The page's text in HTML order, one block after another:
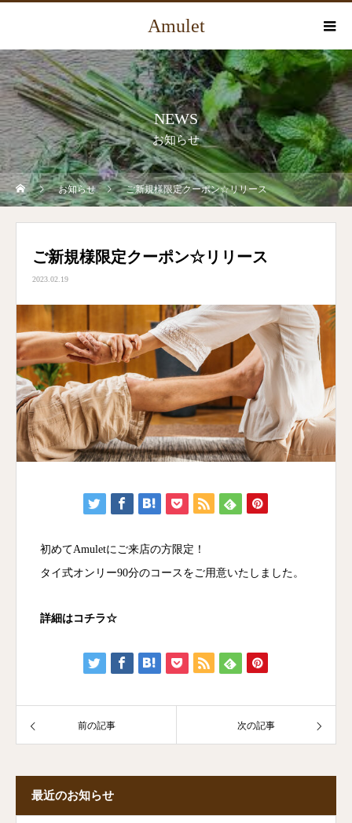
Amulet
NEWS
お知らせ
お知らせ ご新規様限定クーポン☆リリース
ご新規様限定クーポン☆リリース
2023.02.19
初めてAmuletにご来店の方限定！
タイ式オンリー90分のコースをご用意いたしました。
詳細はコチラ☆
前の記事 次の記事
最近のお知らせ